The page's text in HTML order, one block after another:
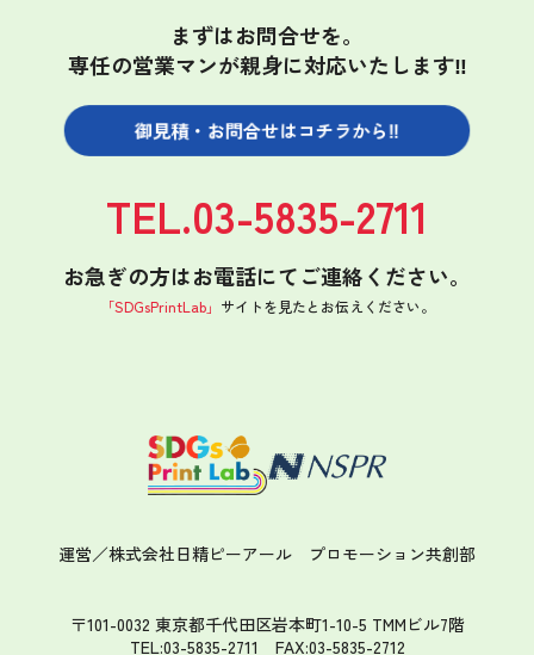
まずはお問合せを。
専任の営業マンが親身に対応いたします‼
御見積・お問合せはコチラから‼
お急ぎの方はお電話にてご連絡ください。
TEL.03-5835-2711
「SDGsPrintLab」 サイトを見たと お伝えください。
運営／株式会社日精ピーアール プロモーション共創部
〒101-0032 東京都千代田区岩本町1-10-5 TMMビル7階
TEL:03-5835-2711 FAX:03-5835-2712